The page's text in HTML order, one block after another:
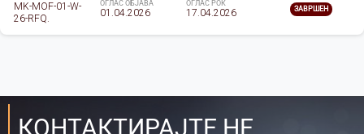
MK-MOF-01-W-
26-RFQ.
ОГЛАС ОБЈАВА
01.04.2026
ОГЛАС РОК
17.04.2026 ЗАВРШЕН
КОНТАКТИРАЈТЕ НЕ